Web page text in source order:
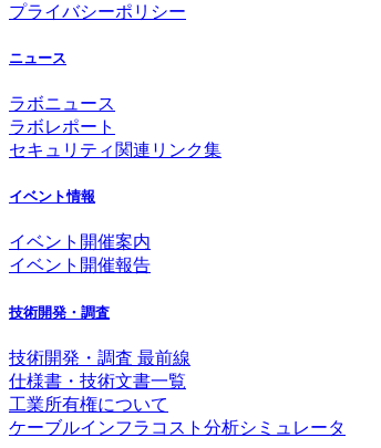
プライバシーポリシー
ニュース
ラボニュース
ラボレポート
セキュリティ関連リンク集
イベント情報
イベント開催案内
イベント開催報告
技術開発・調査
技術開発・調査 最前線
仕様書・技術文書一覧
工業所有権について
ケーブルインフラコスト分析シミュレータ